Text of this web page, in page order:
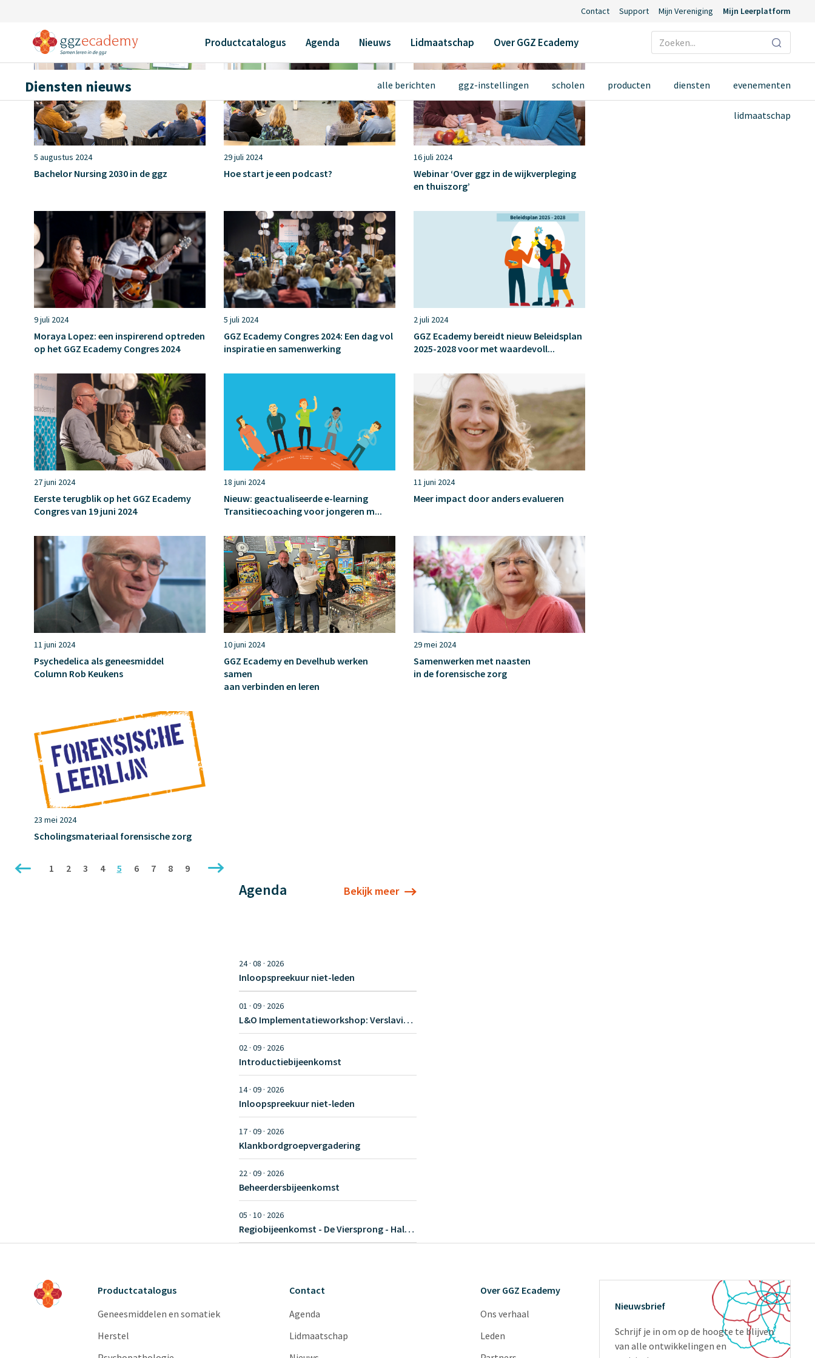
Contact Support Mijn Vereniging Mijn Leerplatform
Productcatalogus Agenda Nieuws Lidmaatschap Over GGZ Ecademy
Diensten nieuws alle berichten ggz-instellingen scholen producten diensten evenementen
lidmaatschap
Agenda Bekijk meer
24 · 08 · 2026
Inloopspreekuur niet-leden
01 · 09 · 2026
L&O Implementatieworkshop: Verslavingsproblematiek
02 · 09 · 2026
Introductiebijeenkomst
14 · 09 · 2026
Inloopspreekuur niet-leden
17 · 09 · 2026
Klankbordgroepvergadering
22 · 09 · 2026
Beheerdersbijeenkomst
05 · 10 · 2026
Regiobijeenkomst - De Viersprong - Halsteren
5 augustus 2024
Bachelor Nursing 2030 in de ggz
29 juli 2024
Hoe start je een podcast?
16 juli 2024
Webinar ‘Over ggz in de wijkverpleging
en thuiszorg’
9 juli 2024
Moraya Lopez: een inspirerend optreden
op het GGZ Ecademy Congres 2024
5 juli 2024
GGZ Ecademy Congres 2024: Een dag vol
inspiratie en samenwerking
2 juli 2024
GGZ Ecademy bereidt nieuw Beleidsplan
2025-2028 voor met waardevoll...
27 juni 2024
Eerste terugblik op het GGZ Ecademy
Congres van 19 juni 2024
18 juni 2024
Nieuw: geactualiseerde e-learning
Transitiecoaching voor jongeren m...
11 juni 2024
Meer impact door anders evalueren
11 juni 2024
Psychedelica als geneesmiddel
Column Rob Keukens
10 juni 2024
GGZ Ecademy en Develhub werken
samen
aan verbinden en leren
29 mei 2024
Samenwerken met naasten
in de forensische zorg
23 mei 2024
Scholingsmateriaal forensische zorg
1 2 3 4
5
6 7 8 9
Productcatalogus
Geneesmiddelen en somatiek
Herstel
Contact
Agenda
Lidmaatschap
Over GGZ Ecademy
Ons verhaal
Leden
Nieuwsbrief
Schrijf je in om op de hoogte te blijven
van alle ontwikkelingen en